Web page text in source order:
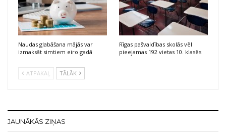
Naudas glabāšana mājās var
izmaksāt simtiem eiro gadā
Rīgas pašvaldības skolās vēl
pieejamas 192 vietas 10. klasēs
ATPAKAĻ TĀLĀK
JAUNĀKĀS ZIŅAS